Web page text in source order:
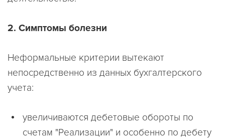
2. Симптомы болезни
Неформальные критерии вытекают
непосредственно из данных бухгалтерского
учета:
увеличиваются дебетовые обороты по
счетам "Реализации" и особенно по дебету